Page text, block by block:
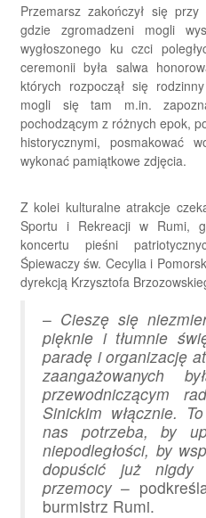
Przemarsz zakończył się
gdzie zgromadzeni mogli
wygłoszonego ku czci
ceremonii była salwa
których rozpoczął się
mogli się tam m.in.
pochodzącym z różnych epok,
historycznymi, posmakować
wykonać pamiątkowe zdjęcia.
Z kolei kulturalne atrakcje
Sportu i Rekreacji w Rumi,
koncertu pieśni
Śpiewaczy św. Cecylia i
dyrekcją Krzysztofa
– Cieszę się
pięknie i tłumnie
paradę i organizację
zaangażowanych
przewodniczącym
Sinickim włącznie.
nas potrzeba, by
niepodległości, by
dopuścić już
przemocy–
burmistrz Rumi.